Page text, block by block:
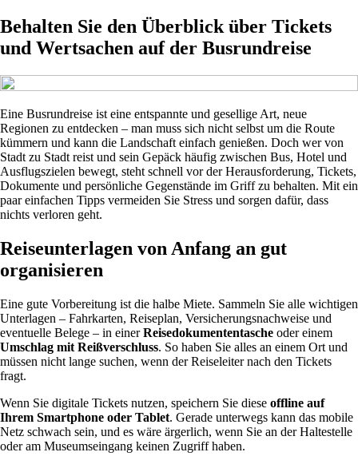
Behalten Sie den Überblick über Tickets
und Wertsachen auf der Busrundreise
Eine Busrundreise ist eine entspannte und gesellige Art, neue
Regionen zu entdecken – man muss sich nicht selbst um die Route
kümmern und kann die Landschaft einfach genießen. Doch wer von
Stadt zu Stadt reist und sein Gepäck häufig zwischen Bus, Hotel und
Ausflugszielen bewegt, steht schnell vor der Herausforderung, Tickets,
Dokumente und persönliche Gegenstände im Griff zu behalten. Mit ein
paar einfachen Tipps vermeiden Sie Stress und sorgen dafür, dass
nichts verloren geht.
Reiseunterlagen von Anfang an gut
organisieren
Eine gute Vorbereitung ist die halbe Miete. Sammeln Sie alle wichtigen
Unterlagen – Fahrkarten, Reiseplan, Versicherungsnachweise und
eventuelle Belege – in einerReisedokumententasche oder einem
Umschlag mit Reißverschluss. So haben Sie alles an einem Ort und
müssen nicht lange suchen, wenn der Reiseleiter nach den Tickets
fragt.
Wenn Sie digitale Tickets nutzen, speichern Sie diese offline auf
Ihrem Smartphone oder Tablet. Gerade unterwegs kann das mobile
Netz schwach sein, und es wäre ärgerlich, wenn Sie an der Haltestelle
oder am Museumseingang keinen Zugriff haben.